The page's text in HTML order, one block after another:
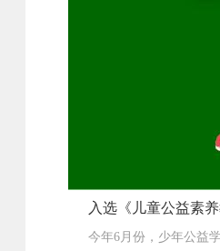
入选《儿童公益素
今年6月份，少年公益